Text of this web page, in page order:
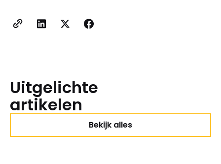
Uitgelichte
artikelen
Bekijk alles